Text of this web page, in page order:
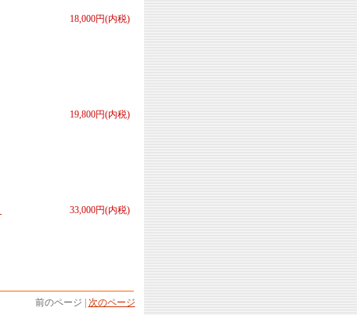
18,000円(内税)
19,800円(内税)
33,000円(内税)
前のページ | 次のページ